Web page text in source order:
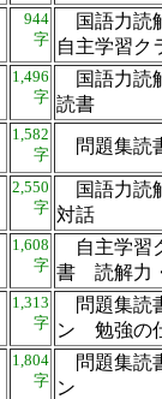
944
字
国語力
自主学習
1,496
字
国語力読
読書
1,582
字
問題集
2,550
字
国語力
対話
1,608
字
自主学習
書 読解
1,313
字
問題集読
ン 勉強
1,804
字
問題集読
ン